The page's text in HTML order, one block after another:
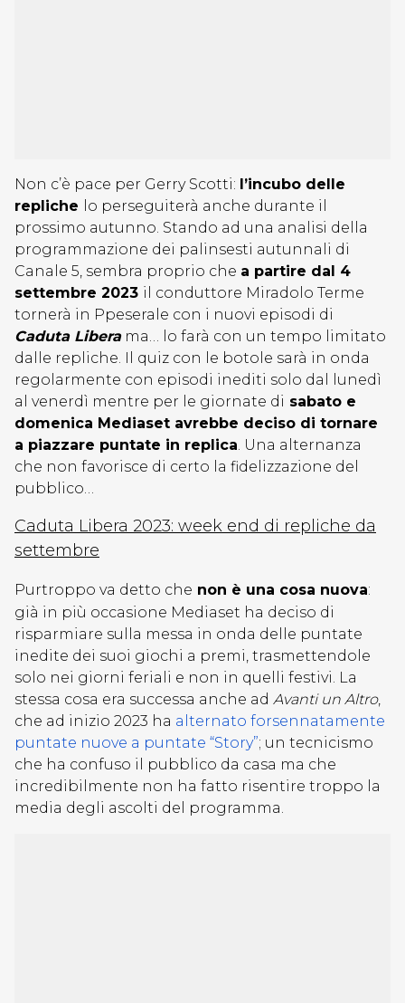
Non c’è pace per Gerry Scotti: l’incubo delle
repliche
lo perseguiterà anche durante il
prossimo autunno. Stando ad una analisi della
programmazione dei palinsesti autunnali di
Canale 5, sembra proprio che a partire dal 4
settembre 2023 il conduttore Miradolo Terme
tornerà in Ppeserale con i nuovi episodi di
Caduta Liberama… lo farà con un tempo limitato
dalle repliche. Il quiz con le botole sarà in onda
regolarmente con episodi inediti solo dal lunedì
al venerdì mentre per le giornate di sabato e
domenica Mediaset avrebbe deciso di tornare
a piazzare puntate in replica. Una alternanza
che non favorisce di certo la fidelizzazione del
pubblico…
Caduta Libera 2023: week end di repliche da
settembre
Purtroppo va detto che non è una cosa nuova:
già in più occasione Mediaset ha deciso di
risparmiare sulla messa in onda delle puntate
inedite dei suoi giochi a premi, trasmettendole
solo nei giorni feriali e non in quelli festivi. La
stessa cosa era successa anche ad Avanti un Altro,
che ad inizio 2023 ha alternato forsennatamente
puntate nuove a puntate “Story”; un tecnicismo
che ha confuso il pubblico da casa ma che
incredibilmente non ha fatto risentire troppo la
media degli ascolti del programma.